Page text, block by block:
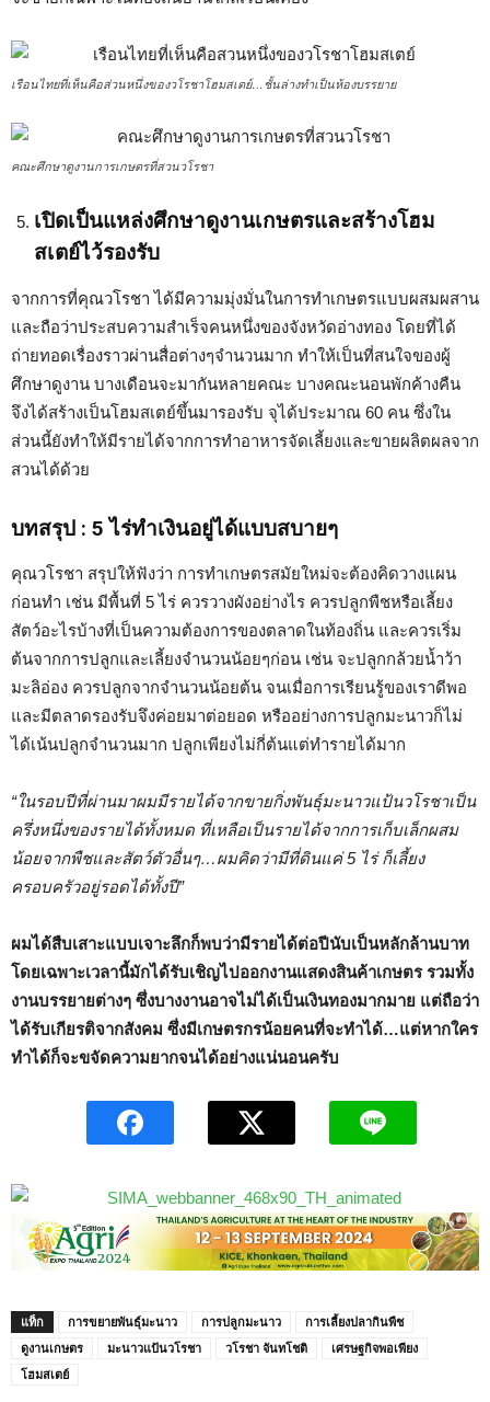
เรือนไทยที่เห็นคือส่วนหนึ่งของวโรชาโฮมสเตย์…ชั้นล่างทำเป็นห้องบรรยาย
คณะศึกษาดูงานการเกษตรที่สวนวโรชา
เปิดเป็นแหล่งศึกษาดูงานเกษตรและสร้างโฮม
สเตย์ไว้รองรับ
จากการที่คุณวโรชา ได้มีความมุ่งมั่นในการทำเกษตรแบบผสมผสาน
และถือว่าประสบความสำเร็จคนหนึ่งของจังหวัดอ่างทอง โดยที่ได้
ถ่ายทอดเรื่องราวผ่านสื่อต่างๆจำนวนมาก ทำให้เป็นที่สนใจของผู้
ศึกษาดูงาน บางเดือนจะมากันหลายคณะ บางคณะนอนพักค้างคืน
จึงได้สร้างเป็นโฮมสเตย์ขึ้นมารองรับ จุได้ประมาณ 60 คน ซึ่งใน
ส่วนนี้ยังทำให้มีรายได้จากการทำอาหารจัดเลี้ยงและขายผลิตผลจาก
สวนได้ด้วย
บทสรุป : 5 ไร่ทำเงินอยู่ได้แบบสบายๆ
คุณวโรชา สรุปให้ฟังว่า การทำเกษตรสมัยใหม่จะต้องคิดวางแผน
ก่อนทำ เช่น มีพื้นที่ 5 ไร่ ควรวางผังอย่างไร ควรปลูกพืชหรือเลี้ยง
สัตว์อะไรบ้างที่เป็นความต้องการของตลาดในท้องถิ่น และควรเริ่ม
ต้นจากการปลูกและเลี้ยงจำนวนน้อยๆก่อน เช่น จะปลูกกล้วยน้ำว้า
มะลิอ่อง ควรปลูกจากจำนวนน้อยต้น จนเมื่อการเรียนรู้ของเราดีพอ
และมีตลาดรองรับจึงค่อยมาต่อยอด หรืออย่างการปลูกมะนาวก็ไม่
ได้เน้นปลูกจำนวนมาก ปลูกเพียงไม่กี่ต้นแต่ทำรายได้มาก
“ในรอบปีที่ผ่านมาผมมีรายได้จากขายกิ่งพันธุ์มะนาวแป้นวโรชาเป็น
ครึ่งหนึ่งของรายได้ทั้งหมด ที่เหลือเป็นรายได้จากการเก็บเล็กผสม
น้อยจากพืชและสัตว์ตัวอื่นๆ…ผมคิดว่ามีที่ดินแค่ 5 ไร่ ก็เลี้ยง
ครอบครัวอยู่รอดได้ทั้งปี”
ผมได้สืบเสาะแบบเจาะลึกก็พบว่ามีรายได้ต่อปีนับเป็นหลักล้านบาท
โดยเฉพาะเวลานี้มักได้รับเชิญไปออกงานแสดงสินค้าเกษตร รวมทั้ง
งานบรรยายต่างๆ ซึ่งบางงานอาจไม่ได้เป็นเงินทองมากมาย แต่ถือว่า
ได้รับเกียรติจากสังคม ซึ่งมีเกษตรกรน้อยคนที่จะทำได้…แต่หากใคร
ทำได้ก็จะขจัดความยากจนได้อย่างแน่นอนครับ
แท็ก การขยายพันธุ์มะนาว การปลูกมะนาว
การเลี้ยงปลากินพืช
ดูงานเกษตร
มะนาวแป้นวโรชา วโรชา จันทโชติ
เศรษฐกิจพอเพียง
โฮมสเตย์